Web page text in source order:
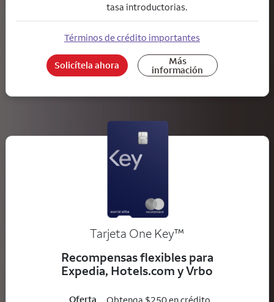
tasa introductorias.
Términos de crédito importantes
Solicítela ahora Más
información
Tarjeta One Keytrademark
™
Recompensas flexibles para
Expedia, Hotels.com y Vrbo
Oferta